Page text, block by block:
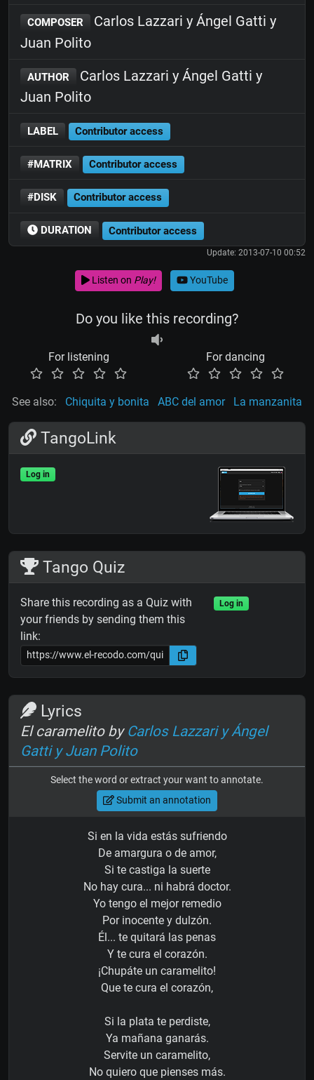
COMPOSER
Carlos Lazzari y Ángel Gatti y
Juan Polito
AUTHOR
Carlos Lazzari y Ángel Gatti y
Juan Polito
LABEL Contributor access
#MATRIX Contributor access
#DISK Contributor access
DURATION Contributor access
Update: 2013-07-10 00:52
Listen on Play! YouTube
Do you like this recording?
For listening For dancing
See also: Chiquita y bonita ABC del amor La manzanita
TangoLink
Log in
Tango Quiz
Share this recording as a Quiz with
your friends by sending them this
link:
Log in
Lyrics
El caramelito by Carlos Lazzari y Ángel
Gatti y Juan Polito
Select the word or extract your want to annotate.
Submit an annotation
Si en la vida estás sufriendo
De amargura o de amor,
Si te castiga la suerte
No hay cura... ni habrá doctor.
Yo tengo el mejor remedio
Por inocente y dulzón.
Él... te quitará las penas
Y te cura el corazón.
¡Chupáte un caramelito!
Que te cura el corazón,
Si la plata te perdiste,
Ya mañana ganarás.
Servite un caramelito,
No quiero que pienses más.